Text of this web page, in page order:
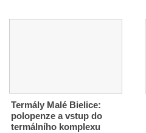
Termály Malé Bielice:
polopenze a vstup do
termálního komplexu